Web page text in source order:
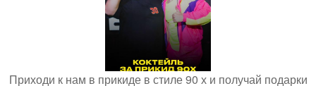
Приходи к нам в прикиде в стиле 90 х и получай подарки